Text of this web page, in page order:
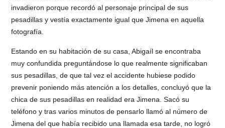
invadieron porque recordó al personaje principal de sus
pesadillas y vestía exactamente igual que Jimena en aquella
fotografía.
Estando en su habitación de su casa, Abigaíl se encontraba
muy confundida preguntándose lo que realmente significaban
sus pesadillas, de que tal vez el accidente hubiese podido
prevenir poniendo más atención a los detalles, concluyó que la
chica de sus pesadillas en realidad era Jimena. Sacó su
teléfono y tras varios minutos de pensarlo llamó al número de
Jimena del que había recibido una llamada esa tarde, no logró